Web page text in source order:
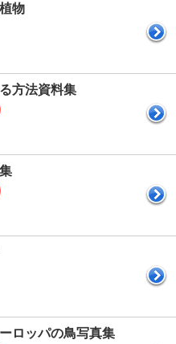
物
方法資料集
ロッパの鳥写真集